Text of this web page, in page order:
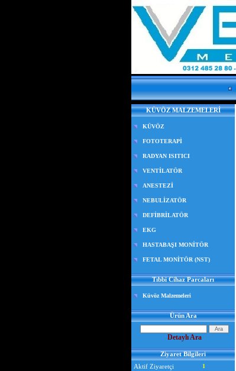
KÜVÖZ MALZEMELERİ
KÜVÖZ
FOTOTERAPİ
RADYAN ISITICI
VENTİLATÖR
ANESTEZİ
NEBULİZATÖR
DEFİBRİLATÖR
EKG
HASTABAŞI MONİTÖR
FETAL MONİTÖR (NST)
Tıbbi Cihaz Parcaları
Küvöz Malzemeleri
Ürün Ara
Detaylı Ara
Ziyaret Bilgileri
Aktif Ziyaretçi
1